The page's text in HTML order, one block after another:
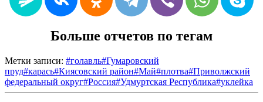
Больше отчетов по тегам
Метки записи: #голавль#Гумаровский
пруд#карась#Киясовский район#Май#плотва#Приволжский
федеральный округ#Россия#Удмуртская Республика#уклейка